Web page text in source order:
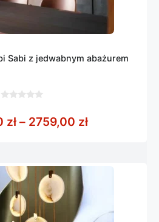
Sabi z jedwabnym abażurem
5 zł – 2759,00 złZakres cen: